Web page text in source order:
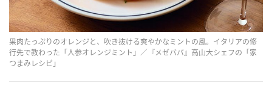
果肉たっぷりのオレンジと、吹き抜ける爽やかなミントの風。イタリアの修
行先で教わった「人参オレンジミント」／『メゼババ』高山大シェフの「家
つまみレシピ」